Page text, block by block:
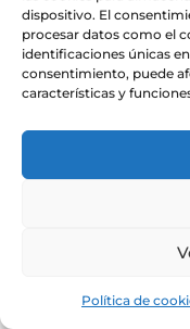
dispositivo. El
procesar datos como el
identificaciones únicas
consentimiento, puede
características y
Política de
Una nueva
inesperadas de